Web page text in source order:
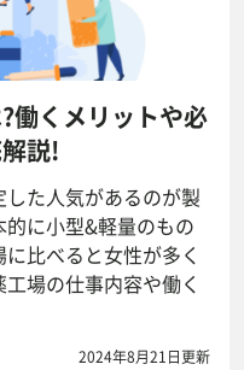
働くメリットや必
説!
た人気があるのが製
に小型&軽量のもの
比べると女性が多く
場の仕事内容や働く
2024年8月21日更新